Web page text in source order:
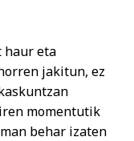
haur eta
jakitun, ez
momentutik
behar izaten